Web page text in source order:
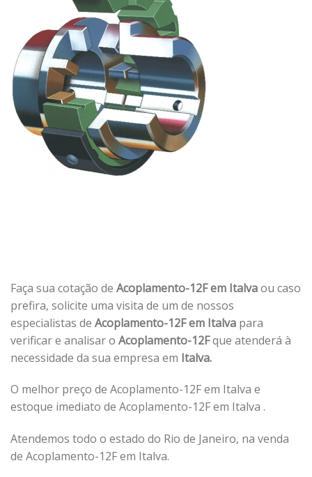
Faça sua cotação de Acoplamento-12F em Italvaou caso
prefira, solicite uma visita de um de nossos
especialistas de Acoplamento-12F em Italva para
verificar e analisar o Acoplamento-12Fque atenderá à
necessidade da sua empresa em Italva.
O melhor preço de Acoplamento-12F em Italva e
estoque imediato de Acoplamento-12F em Italva .
Atendemos todo o estado do Rio de Janeiro, na venda
de Acoplamento-12F em Italva.